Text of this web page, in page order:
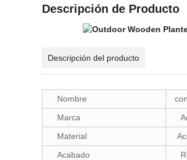
Descripción de Producto
Descripción del producto
Nombre
Marca
Material
Acabado